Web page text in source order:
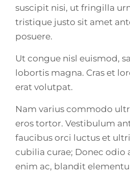
suscipit nisi, ut fringilla
tristique justo sit amet
posuere.
Ut congue nisl euismod,
lobortis magna. Cras et
erat volutpat.
Nam varius commodo
eros tortor. Vestibulum
faucibus orci luctus et
cubilia curae; Donec odio
enim ac, blandit